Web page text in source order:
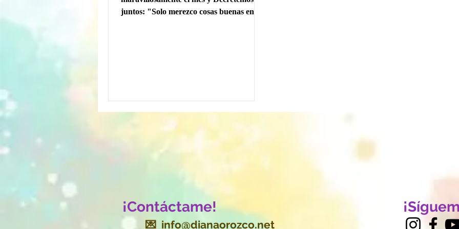
juntos: "Solo merezco cosas buenas en a
¡Contáctame!
💌 info@dianaorozco.net